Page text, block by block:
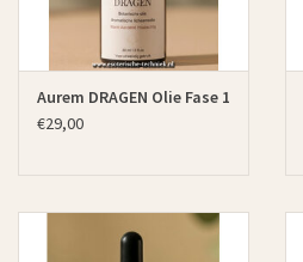
Aurem DRAGEN Olie Fase 1
€29,00